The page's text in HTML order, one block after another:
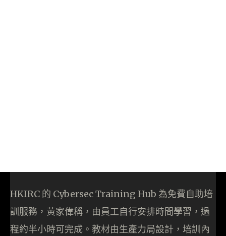
HKIRC 的 Cybersec Training Hub 為免費自助培
訓服務，黃家偉稱，由員工自行安排時間學習，過
程約半小時可完成。教材由生產力局設計，培訓內